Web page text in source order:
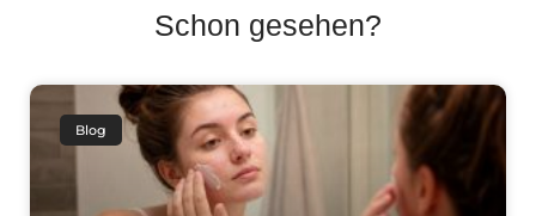
Schon gesehen?
Blog